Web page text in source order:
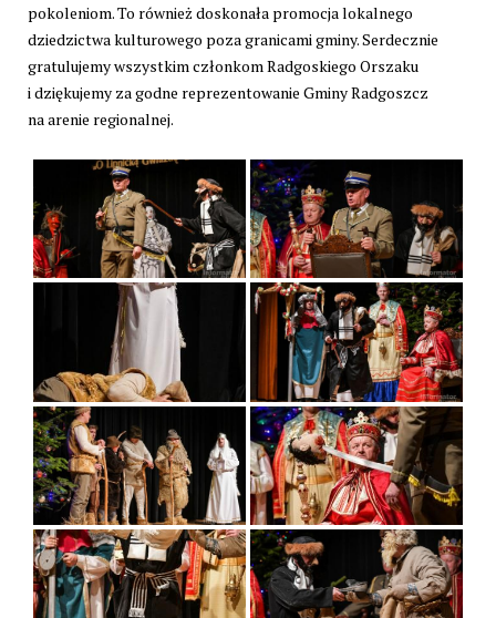
pokoleniom. To również doskonała promocja lokalnego
dziedzictwa kulturowego poza granicami gminy. Serdecznie
gratulujemy wszystkim członkom Radgoskiego Orszaku
i dziękujemy za godne reprezentowanie Gminy Radgoszcz
na arenie regionalnej.